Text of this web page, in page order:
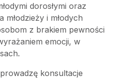
dorosłymi oraz
i młodych
z brakiem pewności
emocji, w
konsultacje